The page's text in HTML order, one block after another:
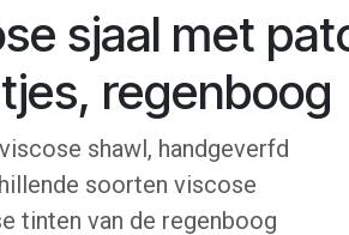
sjaal met
regenboog
shawl, handgeverfd
soorten viscose
tinten van de regenboog